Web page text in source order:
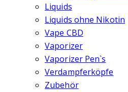
Liquids
Liquids ohne Nikotin
Vape CBD
Vaporizer
Vaporizer Pen`s
Verdampferköpfe
Zubehör